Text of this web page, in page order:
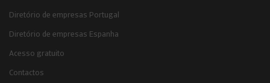
Diretório de empresas Portugal
Diretório de empresas Espanha
Acesso gratuito
Contactos